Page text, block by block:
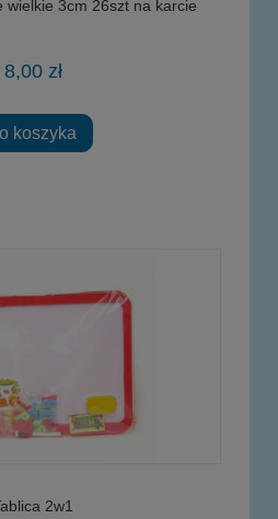
wielkie 3cm 26szt na karcie
8,00 zł
koszyka
2w1